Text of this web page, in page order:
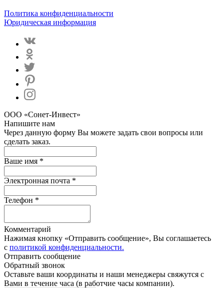
Политика конфиденциальности
Юридическая информация
ООО «Сонет-Инвест»
Напишите нам
Через данную форму Вы можете задать свои вопросы или
сделать заказ.
Ваше имя *
Электронная почта *
Телефон *
Комментарий
Нажимая кнопку «Отправить сообщение», Вы соглашаетесь
с политикой конфиденциальности.
Отправить сообщение
Обратный звонок
Оставьте ваши координаты и наши менеджеры свяжутся с
Вами в течение часа (в работчие часы компании).